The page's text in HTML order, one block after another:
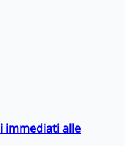
immediati alle